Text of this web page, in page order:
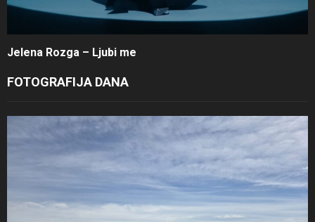
Jelena Rozga – Ljubi me
FOTOGRAFIJA DANA